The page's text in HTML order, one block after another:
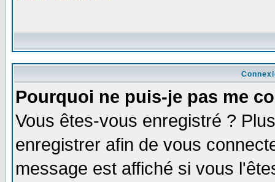
Pourquoi ne puis-je pas me
Vous êtes-vous enregistré ?
enregistrer afin de vous
message est affiché si vous